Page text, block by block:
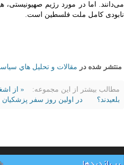
می‌دانند. اما در مورد رژیم صهیونیستی،
نابودی کامل ملت فلسطین است.
منتشر شده در مقالات و تحليل هاي
مطالب بیشتر از این مجموعه:
« از
بلعیدند؟
در اولین روز سفر